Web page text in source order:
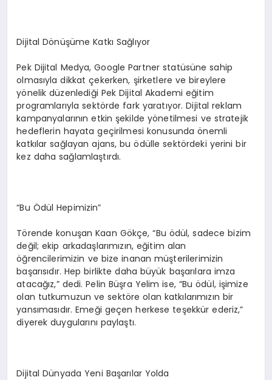
Dijital Dönüşüme Katkı Sağlıyor
Pek Dijital Medya, Google Partner statüsüne sahip
olmasıyla dikkat çekerken, şirketlere ve bireylere
yönelik düzenlediği Pek Dijital Akademi eğitim
programlarıyla sektörde fark yaratıyor. Dijital reklam
kampanyalarının etkin şekilde yönetilmesi ve stratejik
hedeflerin hayata geçirilmesi konusunda önemli
katkılar sağlayan ajans, bu ödülle sektördeki yerini bir
kez daha sağlamlaştırdı.
“Bu Ödül Hepimizin”
Törende konuşan Kaan Gökçe, “Bu ödül, sadece bizim
değil; ekip arkadaşlarımızın, eğitim alan
öğrencilerimizin ve bize inanan müşterilerimizin
başarısıdır. Hep birlikte daha büyük başarılara imza
atacağız,” dedi. Pelin Büşra Yelim ise, “Bu ödül, işimize
olan tutkumuzun ve sektöre olan katkılarımızın bir
yansımasıdır. Emeği geçen herkese teşekkür ederiz,”
diyerek duygularını paylaştı.
Dijital Dünyada Yeni Başarılar Yolda